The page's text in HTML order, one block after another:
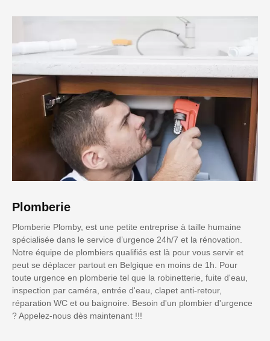
Plomberie
Plomberie Plomby, est une petite entreprise à taille humaine
spécialisée dans le service d’urgence 24h/7 et la rénovation.
Notre équipe de plombiers qualifiés est là pour vous servir et
peut se déplacer partout en Belgique en moins de 1h. Pour
toute urgence en plomberie tel que la robinetterie, fuite d'eau,
inspection par caméra, entrée d'eau, clapet anti-retour,
réparation WC et ou baignoire. Besoin d'un plombier d'urgence
? Appelez-nous dès maintenant !!!